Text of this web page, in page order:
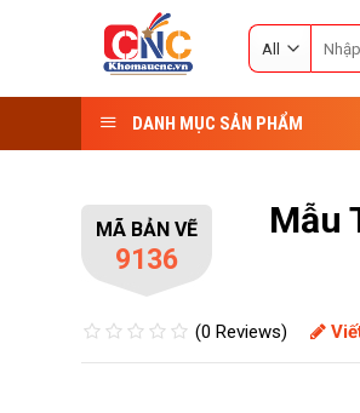
for:
DANH MỤC SẢN PHẨM
MÃ BẢN VẼ
9136
Mẫu
(0 Reviews)